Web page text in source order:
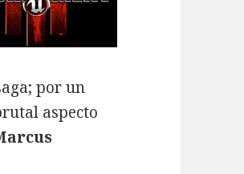
por un
aspecto